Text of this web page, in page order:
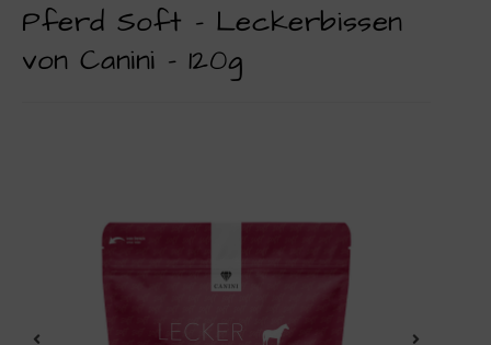
Terminvereinbarung
Pferd Soft – Leckerbissen
von Canini – 120g